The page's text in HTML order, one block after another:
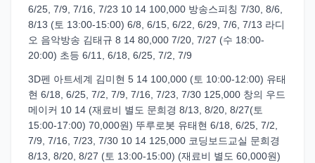
6/25, 7/9, 7/16, 7/23 10 14 100,000 방송스피칭 7/30, 8/6,
8/13 (토 13:00-15:00) 6/8, 6/15, 6/22, 6/29, 7/6, 7/13 라디
오 음악방송 김태규 8 14 80,000 7/20, 7/27 (수 18:00-
20:00) 초등 6/11, 6/18, 6/25, 7/2, 7/9
3D펜 아트세계 김미현 5 14 100,000 (토 10:00-12:00) 유태
현 6/18, 6/25, 7/2, 7/9, 7/16, 7/23, 7/30 125,000 창의 우드
메이커 10 14 (재료비 별도 문희경 8/13, 8/20, 8/27(토
15:00-17:00) 70,000원) 뚜루로봇 유태현 6/18, 6/25, 7/2,
7/9, 7/16, 7/23, 7/30 10 14 125,000 코딩보드교실 문희경
8/13, 8/20, 8/27 (토 13:00-15:00) (재료비 별도 60,000원)